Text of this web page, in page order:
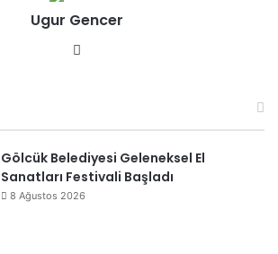
esi
Ugur Gencer
Gölcük Belediyesi Geleneksel El
Sanatları Festivali Başladı
8 Ağustos 2026